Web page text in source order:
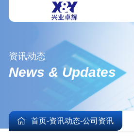
资讯动态
News & Updates
首页-资讯动态-公司资讯